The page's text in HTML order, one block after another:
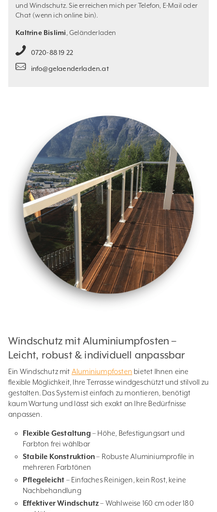
und Windschutz. Sieerreichen mich per Telefon, E-Mail oder
Chat (wenn ich online bin).
Kaltrine Bislimi , Geländerladen
0720-88 19 22
info@gelaenderladen.at
Windschutz mit Aluminiumpfosten –
Leicht, robust & individuell anpassbar
Ein Windschutz mit Aluminiumpfosten bietet Ihnen eine
flexible Möglichkeit, Ihre Terrasse windgeschützt und stilvoll zu
gestalten. Das System ist einfach zu montieren, benötigt
kaum Wartung und lässt sich exakt an Ihre Bedürfnisse
anpassen.
Flexible Gestaltung – Höhe, Befestigungsart und
Farbton frei wählbar
Stabile Konstruktion– Robuste Aluminiumprofile in
mehreren Farbtönen
Pflegeleicht – Einfaches Reinigen, kein Rost, keine
Nachbehandlung
Effektiver Windschutz– Wahlweise 160 cm oder 180